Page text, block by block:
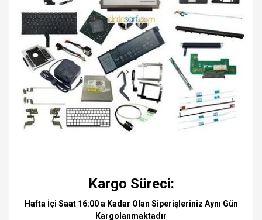
Kargo Süreci:
Hafta İçi Saat 16:00 a Kadar Olan Siperişleriniz Aynı Gün
Kargolanmaktadır